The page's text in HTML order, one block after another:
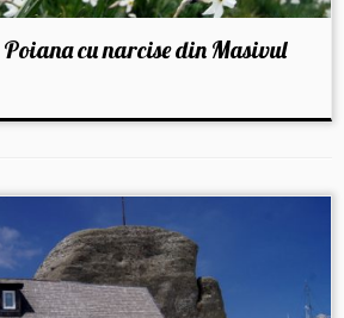
cu narcise din Masivul